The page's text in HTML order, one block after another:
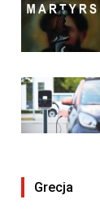
Grecja